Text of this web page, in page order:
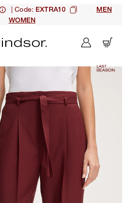
| Code: EXTRA10
MEN
WOMEN